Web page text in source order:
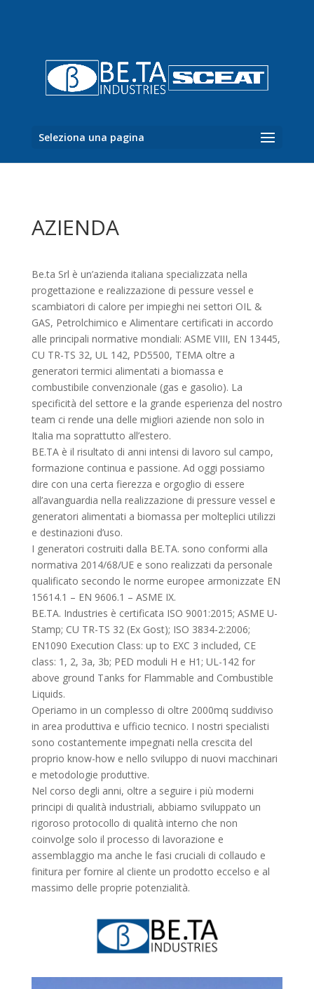
Seleziona una pagina
AZIENDA
Be.ta Srl è un’azienda italiana specializzata nella
progettazione e realizzazione di pessure vessel e
scambiatori di calore per impieghi nei settori OIL &
GAS, Petrolchimico e Alimentare certificati in accordo
alle principali normative mondiali: ASME VIII, EN 13445,
CU TR-TS 32, UL 142, PD5500, TEMA oltre a
generatori termici alimentati a biomassa e
combustibile convenzionale (gas e gasolio). La
specificità del settore e la grande esperienza del nostro
team ci rende una delle migliori aziende non solo in
Italia ma soprattutto all’estero.
BE.TA è il risultato di anni intensi di lavoro sul campo,
formazione continua e passione. Ad oggi possiamo
dire con una certa fierezza e orgoglio di essere
all’avanguardia nella realizzazione di pressure vessel e
generatori alimentati a biomassa per molteplici utilizzi
e destinazioni d’uso.
I generatori costruiti dalla BE.TA. sono conformi alla
normativa 2014/68/UE e sono realizzati da personale
qualificato secondo le norme europee armonizzate EN
15614.1 – EN 9606.1 – ASME IX.
BE.TA. Industries è certificata ISO 9001:2015; ASME U-
Stamp; CU TR-TS 32 (Ex Gost); ISO 3834-2:2006;
EN1090 Execution Class: up to EXC 3 included, CE
class: 1, 2, 3a, 3b; PED moduli H e H1; UL-142 for
above ground Tanks for Flammable and Combustible
Liquids.
Operiamo in un complesso di oltre 2000mq suddiviso
in area produttiva e ufficio tecnico. I nostri specialisti
sono costantemente impegnati nella crescita del
proprio know-how e nello sviluppo di nuovi macchinari
e metodologie produttive.
Nel corso degli anni, oltre a seguire i più moderni
principi di qualità industriali, abbiamo sviluppato un
rigoroso protocollo di qualità interno che non
coinvolge solo il processo di lavorazione e
assemblaggio ma anche le fasi cruciali di collaudo e
finitura per fornire al cliente un prodotto eccelso e al
massimo delle proprie potenzialità.